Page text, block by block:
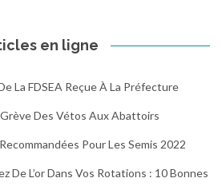
en ligne
La FDSEA Reçue À La Préfecture
Des Vétos Aux Abattoirs
Pour Les Semis 2022
De L’or Dans Vos Rotations : 10 Bonnes